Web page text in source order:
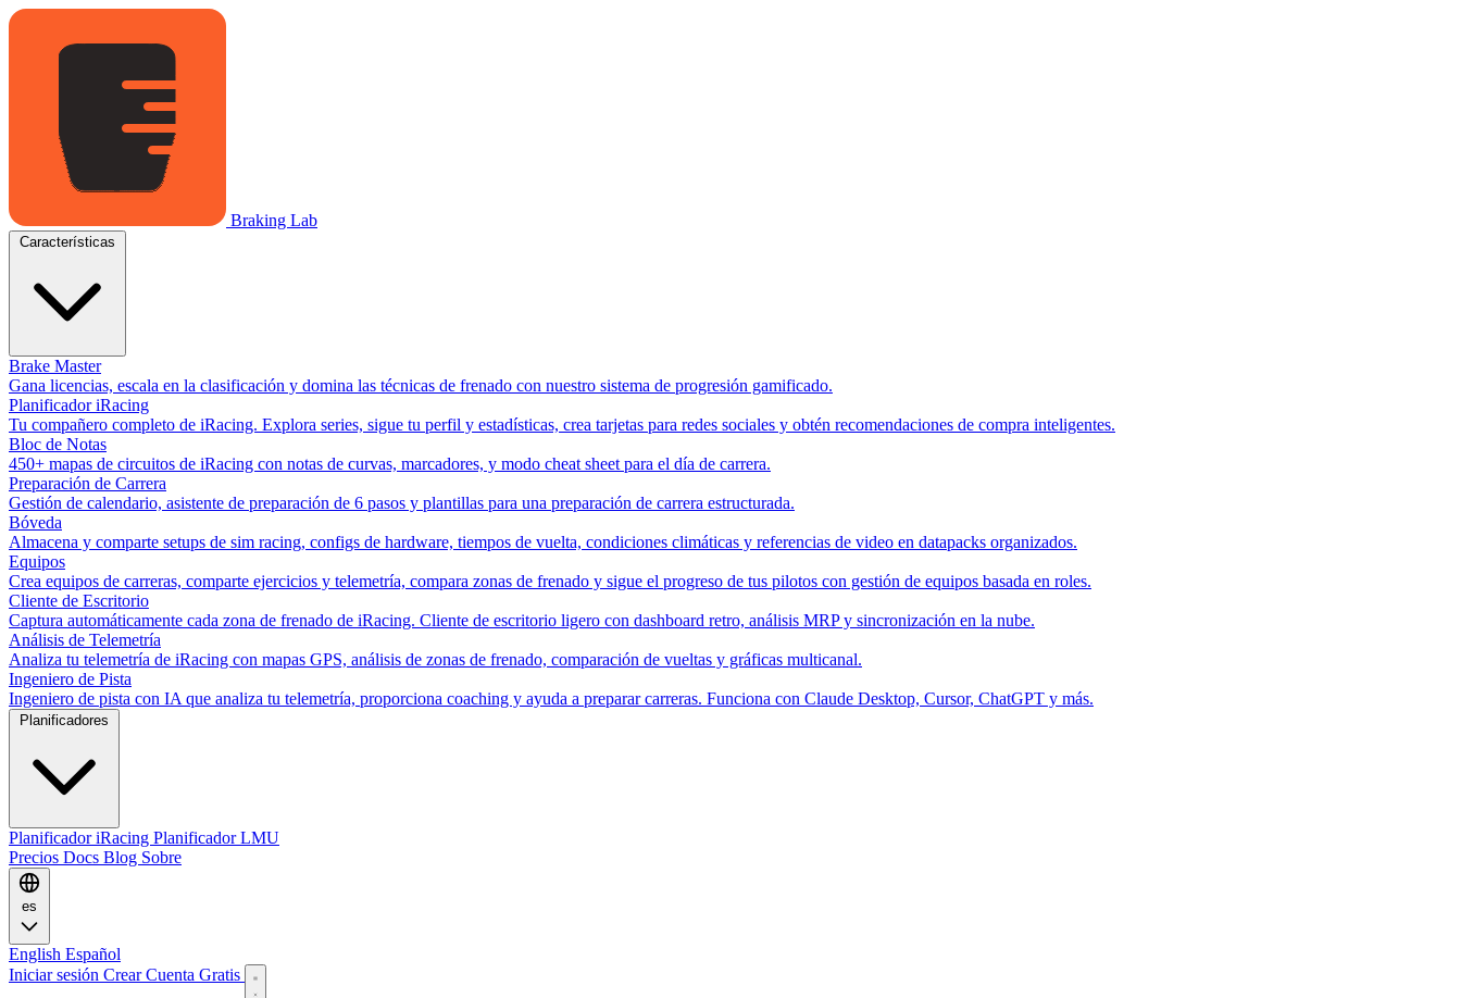
Braking Lab
Brake Master
Gana licencias, escala en la clasificación y domina las técnicas de frenado con nuestro sistema de progresión gamificado.
Planificador iRacing
Tu compañero completo de iRacing. Explora series, sigue tu perfil y estadísticas, crea tarjetas para redes sociales y obtén recomendaciones de compra inteligentes.
Bloc de Notas
450+ mapas de circuitos de iRacing con notas de curvas, marcadores, y modo cheat sheet para el día de carrera.
Preparación de Carrera
Gestión de calendario, asistente de preparación de 6 pasos y plantillas para una preparación de carrera estructurada.
Bóveda
Almacena y comparte setups de sim racing, configs de hardware, tiempos de vuelta, condiciones climáticas y referencias de video en datapacks organizados.
Equipos
Crea equipos de carreras, comparte ejercicios y telemetría, compara zonas de frenado y sigue el progreso de tus pilotos con gestión de equipos basada en roles.
Cliente de Escritorio
Captura automáticamente cada zona de frenado de iRacing. Cliente de escritorio ligero con dashboard retro, análisis MRP y sincronización en la nube.
Análisis de Telemetría
Analiza tu telemetría de iRacing con mapas GPS, análisis de zonas de frenado, comparación de vueltas y gráficas multicanal.
Ingeniero de Pista
Ingeniero de pista con IA que analiza tu telemetría, proporciona coaching y ayuda a preparar carreras. Funciona con Claude Desktop, Cursor, ChatGPT y más.
Planificador iRacing Planificador LMU
Precios Docs Blog Sobre
es
English Español
Iniciar sesión Crear Cuenta Gratis